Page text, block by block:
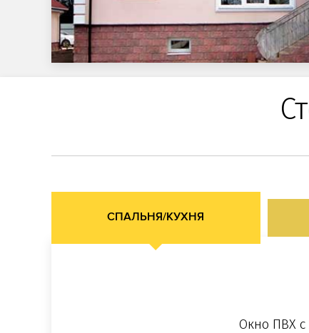
СПАЛЬНЯ/КУХНЯ
Окно ПВХ с